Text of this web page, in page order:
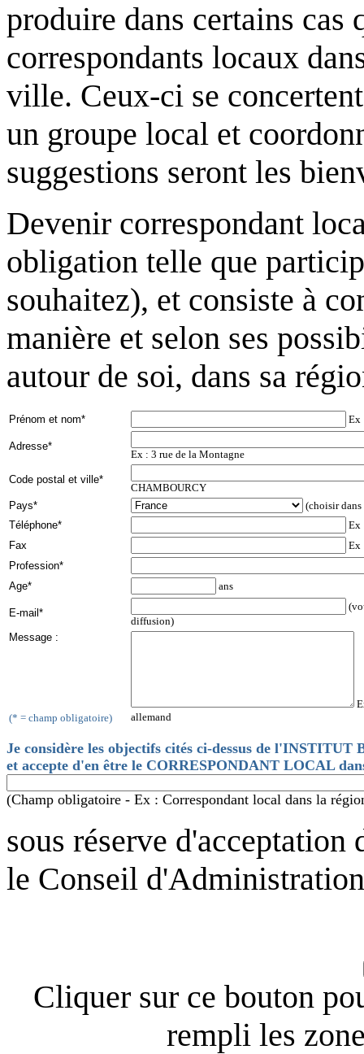
produire dans certains
correspondants locaux
ville. Ceux-ci se
un groupe local et
suggestions seront les
Devenir correspondant
obligation telle que
souhaitez), et consiste à
manière et selon ses
autour de soi, dans sa
Prénom et nom* Ex
Adresse*
Ex : 3 rue de la Montagne
Code postal et ville*
CHAMBOURCY
Pays*
(choisir
Téléphone*
Ex
Fax
Ex
Profession*
Age*
ans
E-mail*
diffusion)
Message :
(* = champ obligatoire)
allemand
Je considère les objectifs cités ci-dessus de l'INSTITUT
et accepte d'en être le CORRESPONDANT LOCAL
(Champ obligatoire - Ex : Correspondant local dans la
sous réserve
le Conseil
Cliquer sur ce bouton
rempli les